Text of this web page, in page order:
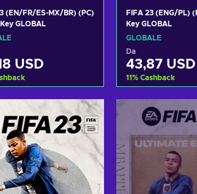
(EN/FR/ES-MX/BR) (PC)
GLOBAL
USD
offerte
FIFA 23 (ENG/PL)
Key GLOBAL
GLOBALE
Da
43,87 USD
11% Cashback
Visualizza